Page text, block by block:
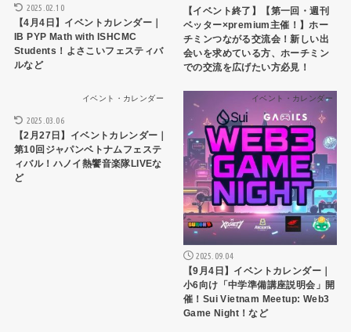
2025.02.10
【4月4日】イベントカレンダー｜
IB PYP Math with ISHCMC
Students！よさこいフェスティバ
ルなど
【イベント終了】【第一回・週刊
ベッター×premium主催！】ホー
チミンつながる交流会！新しい出
会いを求めている方、ホーチミン
での交流を広げたい方必見！
イベント・カレンダー
2025.03.06
【2月27日】イベントカレンダー｜
第10回ジャパンベトナムフェステ
ィバル！ハノイ熱饗音楽隊LIVEな
ど
イベント・カレンダー
2025.09.04
【9月4日】イベントカレンダー｜
小6向け「中学準備講座説明会」開
催！Sui Vietnam Meetup: Web3
Game Night！など